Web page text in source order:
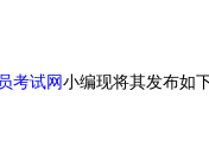
考试网 小编现将其发布如